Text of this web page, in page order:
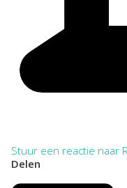
Stuur een reactie naar
Delen